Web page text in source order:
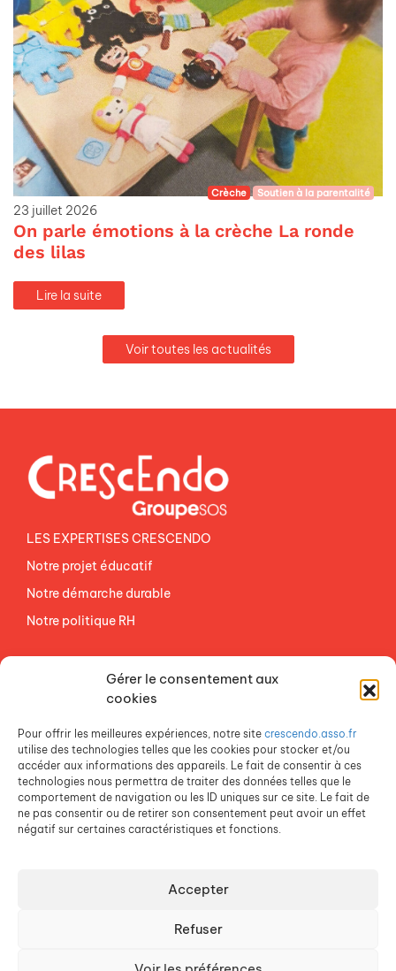
Gérer le consentement aux
cookies
Pour offrir les meilleures expériences, notre site crescendo.asso.fr
utilise des technologies telles que les cookies pour stocker et/ou
accéder aux informations des appareils. Le fait de consentir à ces
technologies nous permettra de traiter des données telles que le
comportement de navigation ou les ID uniques sur ce site. Le fait de
ne pas consentir ou de retirer son consentement peut avoir un effet
négatif sur certaines caractéristiques et fonctions.
Accepter
Refuser
Crèche Soutien à la parentalité
23 juillet 2026
On parle émotions à la crèche La ronde
des lilas
Lire la suite
Voir toutes les actualités
LES EXPERTISES CRESCENDO
Notre projet éducatif
Notre démarche durable
Notre politique RH
ESPACE PRESSE
Crescendo est une association du Groupe SOS